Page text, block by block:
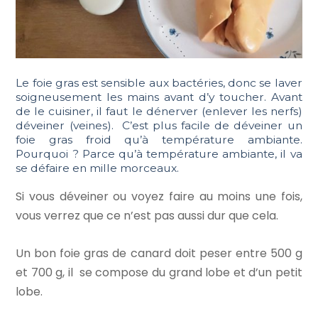
Le foie gras est sensible aux bactéries, donc se laver
soigneusement les mains avant d’y toucher. Avant
de le cuisiner, il faut le dénerver (enlever les nerfs)
déveiner (veines). C’est plus facile de déveiner un
foie gras froid qu’à température ambiante.
Pourquoi ? Parce qu’à température ambiante, il va
se défaire en mille morceaux.
Si vous déveiner ou voyez faire au moins une fois,
vous verrez que ce n’est pas aussi dur que cela.
Un bon foie gras de canard doit peser entre 500 g
et 700 g, il se compose du grand lobe et d’un petit
lobe.